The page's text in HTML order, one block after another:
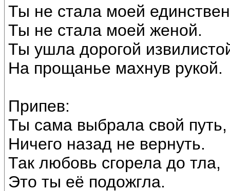
Ты не стала моей
Ты не стала моей женой.
Ты ушла дорогой
На прощанье махнув рукой.
Припев:
Ты сама выбрала свой путь,
Ничего назад не вернуть.
Так любовь сгорела до тла,
Это ты её подожгла.